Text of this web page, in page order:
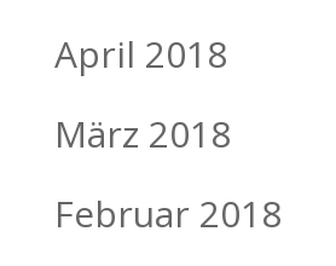
April 2018
März 2018
Februar 2018